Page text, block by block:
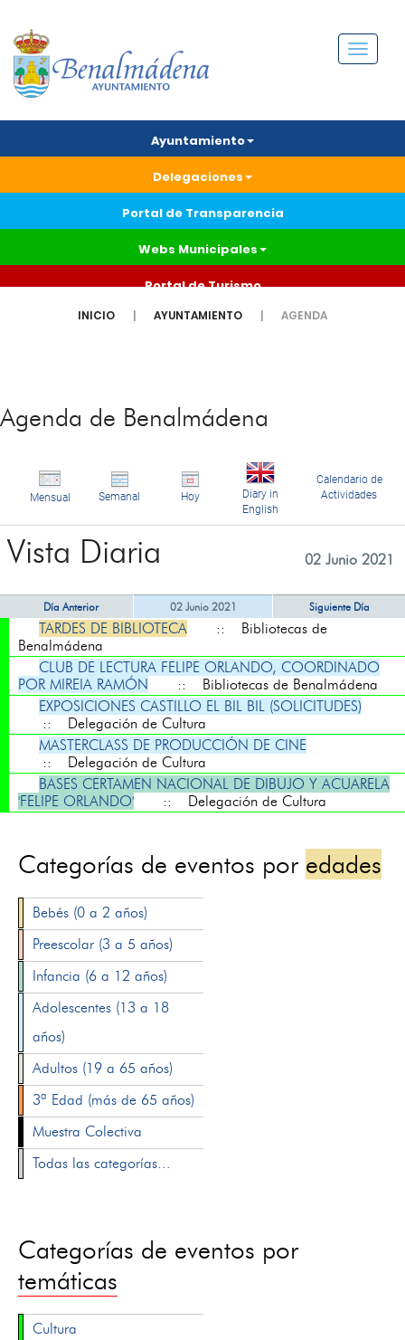
Menú
Ayuntamiento
Delegaciones
Portal de Transparencia
Webs Municipales
Portal de Turismo
INICIO AYUNTAMIENTO AGENDA
Agenda de Benalmádena
Mensual Semanal Hoy
Diary in
English
Calendario de
Actividades
Vista Diaria 02 Junio 2021
Día Anterior 02 Junio 2021 Siguiente Día
TARDES DE BIBLIOTECA
:: Bibliotecas de
Benalmádena
CLUB DE LECTURA FELIPE ORLANDO, COORDINADO
POR MIREIA RAMÓN
:: Bibliotecas de Benalmádena
EXPOSICIONES CASTILLO EL BIL BIL (SOLICITUDES)
:: Delegación de Cultura
MASTERCLASS DE PRODUCCIÓN DE CINE
:: Delegación de Cultura
BASES CERTAMEN NACIONAL DE DIBUJO Y ACUARELA
'FELIPE ORLANDO'
:: Delegación de Cultura
Categorías de eventos por edades
Bebés (0 a 2 años)
Preescolar (3 a 5 años)
Infancia (6 a 12 años)
Adolescentes (13 a 18
años)
Adultos (19 a 65 años)
3ª Edad (más de 65 años)
Muestra Colectiva
Todas las categorías...
Categorías de eventos por
temáticas
Cultura